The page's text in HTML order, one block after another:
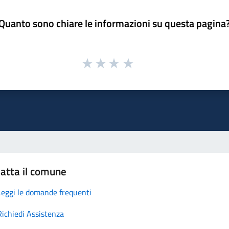
sono chiare le informazioni su questa
il comune
le domande frequenti
Assistenza